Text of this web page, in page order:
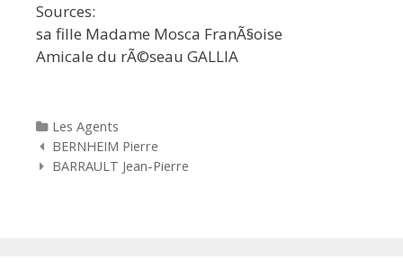
Sources:
sa fille Madame Mosca FranÃ§oise
Amicale du rÃ©seau GALLIA
Categories
Les Agents
Navigation des articles
BERNHEIM Pierre
BARRAULT Jean-Pierre